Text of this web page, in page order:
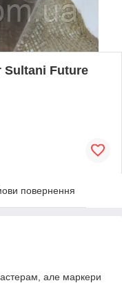
Sultani Future
повернення
але маркери